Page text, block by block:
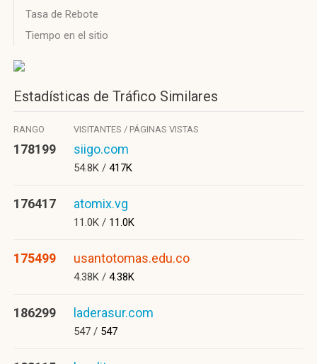
Tasa de Rebote
Tiempo en el sitio
Estadísticas de Tráfico Similares
RANGO VISITANTES / PÁGINAS VISTAS
178199 siigo.com
54.8K / 417K
176417 atomix.vg
11.0K / 11.0K
175499 usantotomas.edu.co
4.38K / 4.38K
186299 laderasur.com
547 / 547